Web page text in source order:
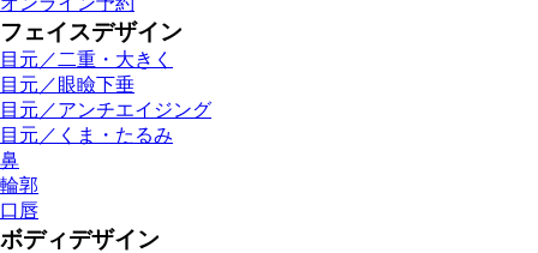
フェイスデザイン
目元／二重・大きく
目元／眼瞼下垂
目元／アンチエイジング
目元／くま・たるみ
鼻
輪郭
口唇
ボディデザイン